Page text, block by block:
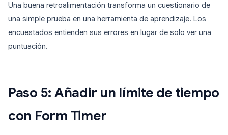
Una buena retroalimentación transforma un cuestionario de
una simple prueba en una herramienta de aprendizaje. Los
encuestados entienden sus errores en lugar de solo ver una
puntuación.
Paso 5: Añadir un límite de tiempo
con Form Timer